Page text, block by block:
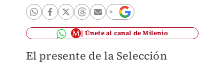
Únete al canal de Milenio
El presente de la Selección